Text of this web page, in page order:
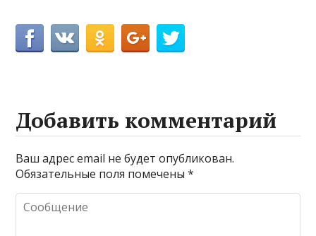
Добавить комментарий
Ваш адрес email не будет опубликован.
Обязательные поля помечены*